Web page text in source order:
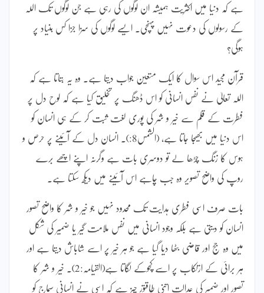
ہے کہ دنیا میں اکثریت ہمیشہ ان لوگوں کی رہی ہے جن لوگوں تک اللہ
کے رسولوں کی دعوت نہیں پہنچی۔ ایسے لوگوں کی سزا جزا کس بنیاد پر
ہوگی؟
قرآن مجید اس سوال کا ایک متعین جواب دیتا ہے۔ وہ یہ بتاتا ہے کہ
اللہ تعالیٰ نے نفس انسانی کو اس ڈھنگ پر تخلیق کیا ہے کہ لوح دل پر
فطرت کے قلم سے خیر و شر کی پوری لغت ثبت کر کے ہی انسان کو
اس دنیا میں بھیجا جاتا ہے، (الشمس8:)۔ انسان دل کے آئینے پر حرص و
ہوس کا زنگ چڑھا لے تو دوسری بات ہے وگرنہ اپنے اچھے برے
روپ کی واضح تصویر وہ جب چاہے اس آئینے میں دیکھ سکتا ہے۔
بات صرف اسی فطری ہدایت تک محدود نہیں جو خیر و شر کا واضح تصور
انسان کو دیتی ہے بلکہ وجود انسانی میں نفس ملامت گیر یا ضمیر کی شکل
میں وہ جج اور قاضی بٹھا دیا گیا ہے جو ہر خیر پر اسے شاباش دیتا ہے اور
ہر برائی کے ارتکاب پر اسے کچوکے لگاتا ہے(القیامہ:2)۔ خیر و شر کا
تصور اور ضمیر کی عدالت اتنی طاقتور چیز ہے کہ اسی نے انسانی سماج کو